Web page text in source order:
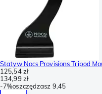
Statyw Nocs Provisions Tripod
125,54 zł
134,99 zł
-7%oszczędzasz 9,45